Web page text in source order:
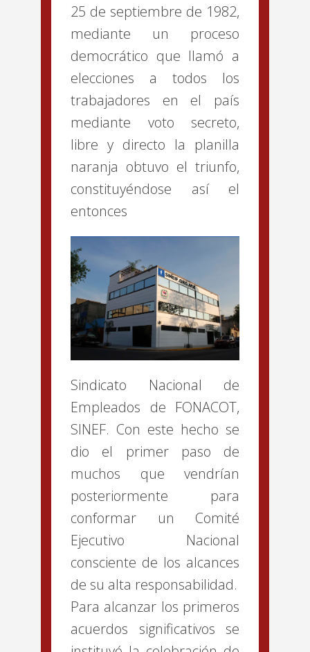
25 de septiembre de 1982,
mediante un proceso
democrático que llamó a
elecciones a todos los
trabajadores en el país
mediante voto secreto,
libre y directo la planilla
naranja obtuvo el triunfo,
constituyéndose así el
entonces
Sindicato Nacional de
Empleados de FONACOT,
SINEF. Con este hecho se
dio el primer paso de
muchos que vendrían
posteriormente para
conformar un Comité
Ejecutivo Nacional
consciente de los alcances
de su alta responsabilidad.
Para alcanzar los primeros
acuerdos significativos se